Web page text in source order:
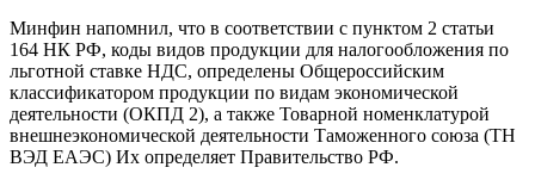
Минфин напомнил, что в соответствии с пунктом 2 статьи
164 НК РФ, коды видов продукции для налогообложения по
льготной ставке НДС, определены Общероссийским
классификатором продукции по видам экономической
деятельности (ОКПД 2), а также Товарной номенклатурой
внешнеэкономической деятельности Таможенного союза (ТН
ВЭД ЕАЭС) Их определяет Правительство РФ.